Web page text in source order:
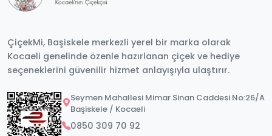
ÇiçekMi, Başiskele merkezli yerel bir marka olarak
Kocaeli genelinde özenle hazırlanan çiçek ve hediye
seçeneklerini güvenilir hizmet anlayışıyla ulaştırır.
Seymen Mahallesi Mimar Sinan Caddesi No:26/A
Başiskele / Kocaeli
0850 309 70 92